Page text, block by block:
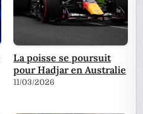
La poisse se poursuit
pour Hadjar en Australie
11/03/2026